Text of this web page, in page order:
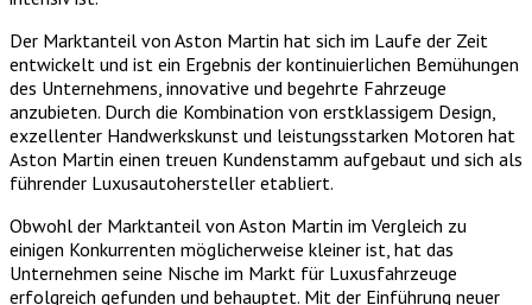
Der Marktanteil von Aston Martin hat sich im Laufe der Zeit
entwickelt und ist ein Ergebnis der kontinuierlichen Bemühungen
des Unternehmens, innovative und begehrte Fahrzeuge
anzubieten. Durch die Kombination von erstklassigem Design,
exzellenter Handwerkskunst und leistungsstarken Motoren hat
Aston Martin einen treuen Kundenstamm aufgebaut und sich als
führender Luxusautohersteller etabliert.
Obwohl der Marktanteil von Aston Martin im Vergleich zu
einigen Konkurrenten möglicherweise kleiner ist, hat das
Unternehmen seine Nische im Markt für Luxusfahrzeuge
erfolgreich gefunden und behauptet. Mit der Einführung neuer